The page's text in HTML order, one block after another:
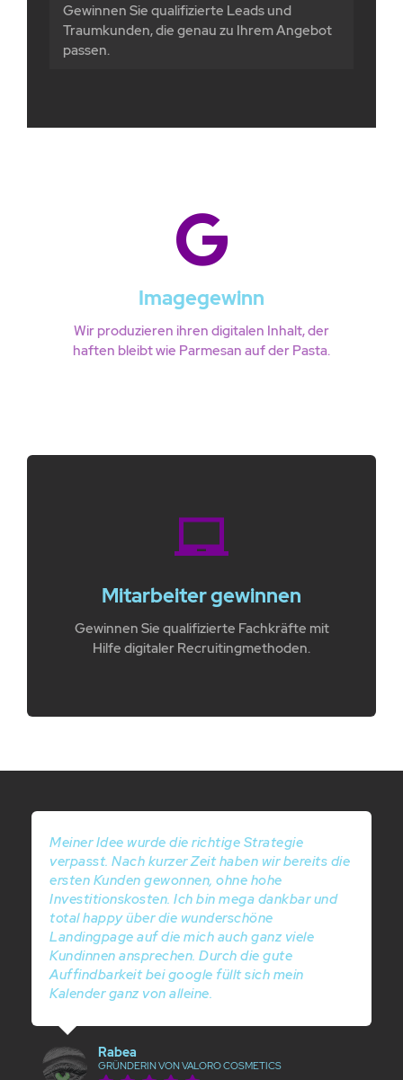
Gewinnen Sie qualifizierte Leads und
Traumkunden, die genau zu Ihrem Angebot
passen.
Imagegewinn
Wir produzieren ihren digitalen Inhalt, der
haften bleibt wie Parmesan auf der Pasta.
Mitarbeiter gewinnen
Gewinnen Sie qualifizierte Fachkräfte mit
Hilfe digitaler Recruitingmethoden.
Meiner Idee wurde die richtige Strategie
verpasst. Nach kurzer Zeit haben wir bereits die
ersten Kunden gewonnen, ohne hohe
Investitionskosten. Ich bin mega dankbar und
total happy über die wunderschöne
Landingpage auf die mich auch ganz viele
Kundinnen ansprechen. Durch die gute
Auffindbarkeit bei google füllt sich mein
Kalender ganz von alleine.
Rabea
GRÜNDERIN VON VALORO COSMETICS